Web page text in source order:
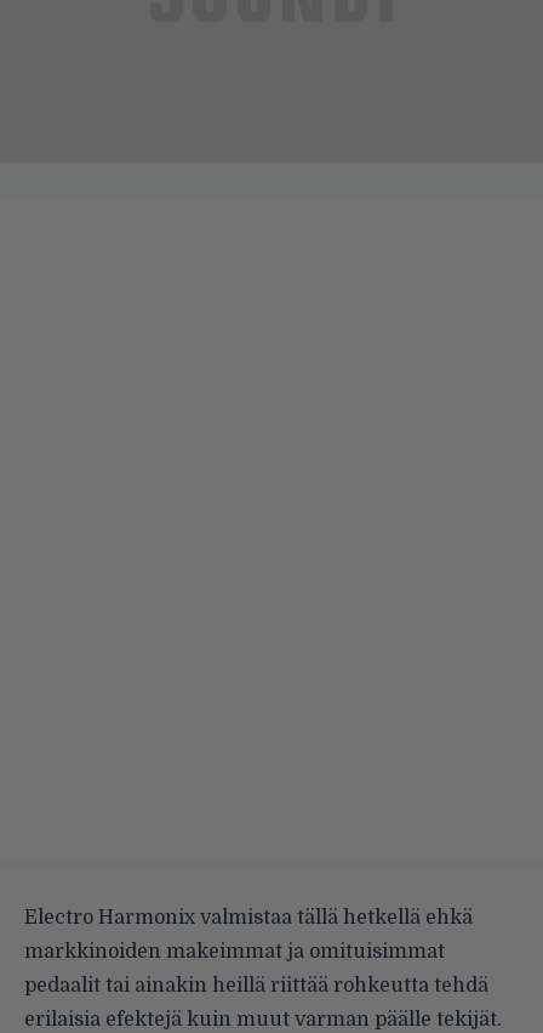
Electro Harmonix valmistaa tällä hetkellä ehkä
markkinoiden makeimmat ja omituisimmat
pedaalit tai ainakin heillä riittää rohkeutta tehdä
erilaisia efektejä kuin muut varman päälle tekijät.